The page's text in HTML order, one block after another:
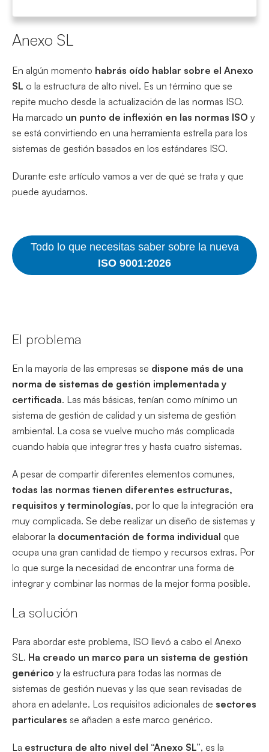
Anexo SL
En algún momento habrás oído hablar sobre el Anexo
SL o la estructura de alto nivel. Es un término que se
repite mucho desde la actualización de las normas ISO.
Ha marcado un punto de inflexión en las normas ISO y
se está convirtiendo en una herramienta estrella para los
sistemas de gestión basados en los estándares ISO.
Durante este artículo vamos a ver de qué se trata y que
puede ayudarnos.
Todo lo que necesitas saber sobre la nueva
ISO 9001:2026
El problema
En la mayoría de las empresas se dispone más de una
norma de sistemas de gestión implementada y
certificada. Las más básicas, tenían como mínimo un
sistema de gestión de calidad y un sistema de gestión
ambiental. La cosa se vuelve mucho más complicada
cuando había que integrar tres y hasta cuatro sistemas.
A pesar de compartir diferentes elementos comunes,
todas las normas tienen diferentes estructuras,
requisitos y terminologías, por lo que la integración era
muy complicada. Se debe realizar un diseño de sistemas y
elaborar la documentación de forma individual que
ocupa una gran cantidad de tiempo y recursos extras. Por
lo que surge la necesidad de encontrar una forma de
integrar y combinar las normas de la mejor forma posible.
La solución
Para abordar este problema, ISO llevó a cabo el Anexo
SL. Ha creado un marco para un sistema de gestión
genérico y la estructura para todas las normas de
sistemas de gestión nuevas y las que sean revisadas de
ahora en adelante. Los requisitos adicionales de sectores
particulares se añaden a este marco genérico.
La estructura de alto nivel del “Anexo SL”, es la